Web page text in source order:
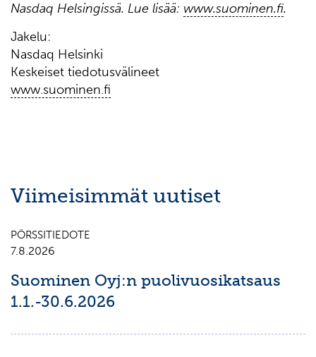
Nasdaq Helsingissä. Lue lisää: www.suominen.fi.
Jakelu:
Nasdaq Helsinki
Keskeiset tiedotusvälineet
www.suominen.fi
Viimeisimmät uutiset
PÖRSSITIEDOTE
7.8.2026
Suominen Oyj:n puolivuosikatsaus
1.1.-30.6.2026